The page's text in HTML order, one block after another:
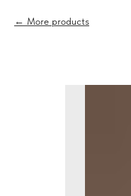
More products